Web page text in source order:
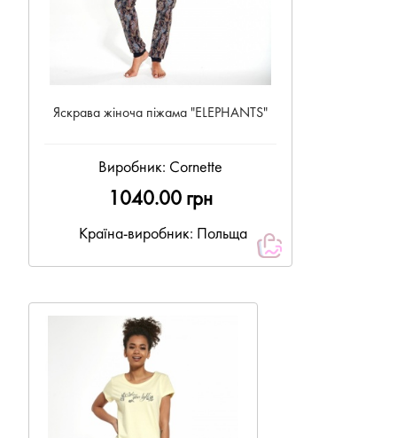
Яскрава жіноча піжама "ELEPHANTS"
Виробник: Cornette
1040.00 грн
Країна-виробник: Польща